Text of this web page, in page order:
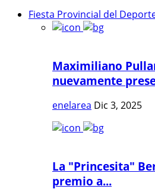
Fiesta Provincial del
Maximiliano
nuevamente
enelarea Dic 3, 2025
La "Princesita"
premio a...